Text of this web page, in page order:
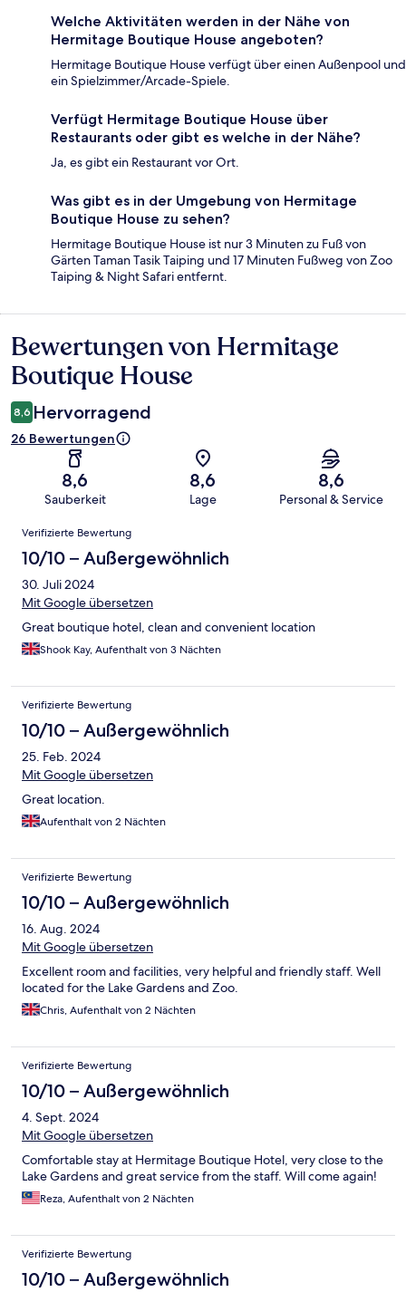
Welche Aktivitäten werden in der Nähe von
Hermitage Boutique House angeboten?
Hermitage Boutique House verfügt über einen Außenpool und
ein Spielzimmer/Arcade-Spiele.
Verfügt Hermitage Boutique House über
Restaurants oder gibt es welche in der Nähe?
Ja, es gibt ein Restaurant vor Ort.
Was gibt es in der Umgebung von Hermitage
Boutique House zu sehen?
Hermitage Boutique House ist nur 3 Minuten zu Fuß von
Gärten Taman Tasik Taiping und 17 Minuten Fußweg von Zoo
Taiping & Night Safari entfernt.
Bewertungen
Bewertungen von Hermitage
Boutique House
8,6 Hervorragend
26 Bewertungen
8,6
Sauberkeit
8,6
Lage
8,6
Personal & Service
Bewertungen
Verifizierte Bewertung
10/10 – Außergewöhnlich
30. Juli 2024
Mit Google übersetzen
Great boutique hotel, clean and convenient location
Shook Kay, Aufenthalt von 3 Nächten
Verifizierte Bewertung
10/10 – Außergewöhnlich
25. Feb. 2024
Mit Google übersetzen
Great location.
Aufenthalt von 2 Nächten
Verifizierte Bewertung
10/10 – Außergewöhnlich
16. Aug. 2024
Mit Google übersetzen
Excellent room and facilities, very helpful and friendly staff. Well
located for the Lake Gardens and Zoo.
Chris, Aufenthalt von 2 Nächten
Verifizierte Bewertung
10/10 – Außergewöhnlich
4. Sept. 2024
Mit Google übersetzen
Comfortable stay at Hermitage Boutique Hotel, very close to the
Lake Gardens and great service from the staff. Will come again!
Reza, Aufenthalt von 2 Nächten
Verifizierte Bewertung
10/10 – Außergewöhnlich